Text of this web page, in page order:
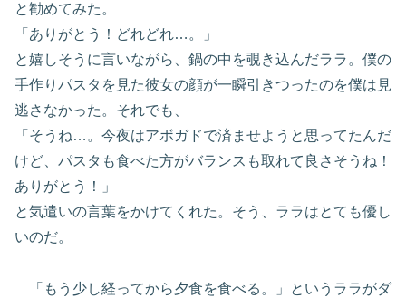
と勧めてみた。
「ありがとう！どれどれ…。」
と嬉しそうに言いながら、鍋の中を覗き込んだララ。僕の
手作りパスタを見た彼女の顔が一瞬引きつったのを僕は見
逃さなかった。それでも、
「そうね…。今夜はアボガドで済ませようと思ってたんだ
けど、パスタも食べた方がバランスも取れて良さそうね！
ありがとう！」
と気遣いの言葉をかけてくれた。そう、ララはとても優し
いのだ。
「もう少し経ってから夕食を食べる。」というララがダ